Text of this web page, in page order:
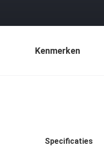
Kenmerken
Specificaties